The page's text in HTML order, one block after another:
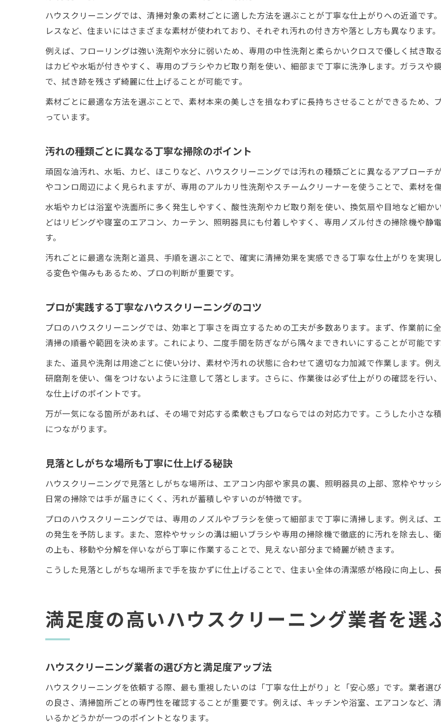
個人と業者のハウスクリーニング違いを比較
悪質なハウスクリーニング業者を避ける方法
丁寧な作業で信頼を集めるハウスクリーニングの秘密
悪質業者を避けるためのハウスクリーニング業者比較
悪質なハウスクリーニング業者の見分け方
ハウスクリーニングでは、清掃対象の素材ごとに適した方法を選ぶことが丁寧な仕上がりへの近道です
レスなど、住まいにはさまざまな素材が使われており、それぞれ汚れの付き方や落とし方も異なります。
例えば、フローリングは強い洗剤や水分に弱いため、専用の中性洗剤と柔らかいクロスで優しく拭き取
はカビや水垢が付きやすく、専用のブラシやカビ取り剤を使い、細部まで丁寧に洗浄します。ガラスや
で、拭き跡を残さず綺麗に仕上げることが可能です。
素材ごとに最適な方法を選ぶことで、素材本来の美しさを損なわずに長持ちさせることができるため、
っています。
汚れの種類ごとに異なる丁寧な掃除のポイント
頑固な油汚れ、水垢、カビ、ほこりなど、ハウスクリーニングでは汚れの種類ごとに異なるアプローチ
やコンロ周辺によく見られますが、専用のアルカリ性洗剤やスチームクリーナーを使うことで、素材を
水垢やカビは浴室や洗面所に多く発生しやすく、酸性洗剤やカビ取り剤を使い、換気扇や目地など細か
どはリビングや寝室のエアコン、カーテン、照明器具にも付着しやすく、専用ノズル付きの掃除機や静
す。
汚れごとに最適な洗剤と道具、手順を選ぶことで、確実に清掃効果を実感できる丁寧な仕上がりを実現
る変色や傷みもあるため、プロの判断が重要です。
プロが実践する丁寧なハウスクリーニングのコツ
プロのハウスクリーニングでは、効率と丁寧さを両立するための工夫が多数あります。まず、作業前に
清掃の順番や範囲を決めます。これにより、二度手間を防ぎながら隅々まできれいにすることが可能です
また、道具や洗剤は用途ごとに使い分け、素材や汚れの状態に合わせて適切な力加減で作業します。例
研磨剤を使い、傷をつけないように注意して落とします。さらに、作業後は必ず仕上がりの確認を行い
な仕上げのポイントです。
万が一気になる箇所があれば、その場で対応する柔軟さもプロならではの対応力です。こうした小さな
につながります。
見落としがちな場所も丁寧に仕上げる秘訣
ハウスクリーニングで見落としがちな場所は、エアコン内部や家具の裏、照明器具の上部、窓枠やサッ
日常の掃除では手が届きにくく、汚れが蓄積しやすいのが特徴です。
プロのハウスクリーニングでは、専用のノズルやブラシを使って細部まで丁寧に清掃します。例えば、
の発生を予防します。また、窓枠やサッシの溝は細いブラシや専用の掃除機で徹底的に汚れを除去し、
の上も、移動や分解を伴いながら丁寧に作業することで、見えない部分まで綺麗が続きます。
こうした見落としがちな場所まで手を抜かずに仕上げることで、住まい全体の清潔感が格段に向上し、
満足度の高いハウスクリーニング業者を選
ハウスクリーニング業者の選び方と満足度アップ法
ハウスクリーニングを依頼する際、最も重視したいのは「丁寧な仕上がり」と「安心感」です。業者選
の良さ、清掃箇所ごとの専門性を確認することが重要です。例えば、キッチンや浴室、エアコンなど、
いるかどうかが一つのポイントとなります。